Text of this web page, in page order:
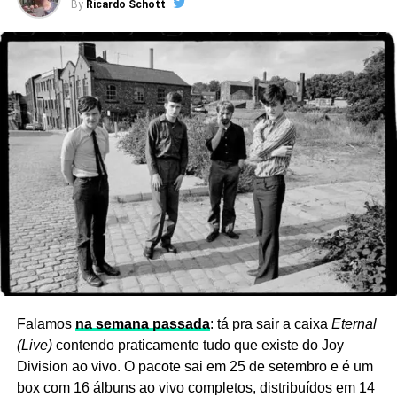
By Ricardo Schott
Falamos na semana passada: tá pra sair a caixaEternal
(Live)contendo praticamente tudo que existe do Joy
Division ao vivo. O pacote sai em 25 de setembro e é um
box com 16 álbuns ao vivo completos, distribuídos em 14